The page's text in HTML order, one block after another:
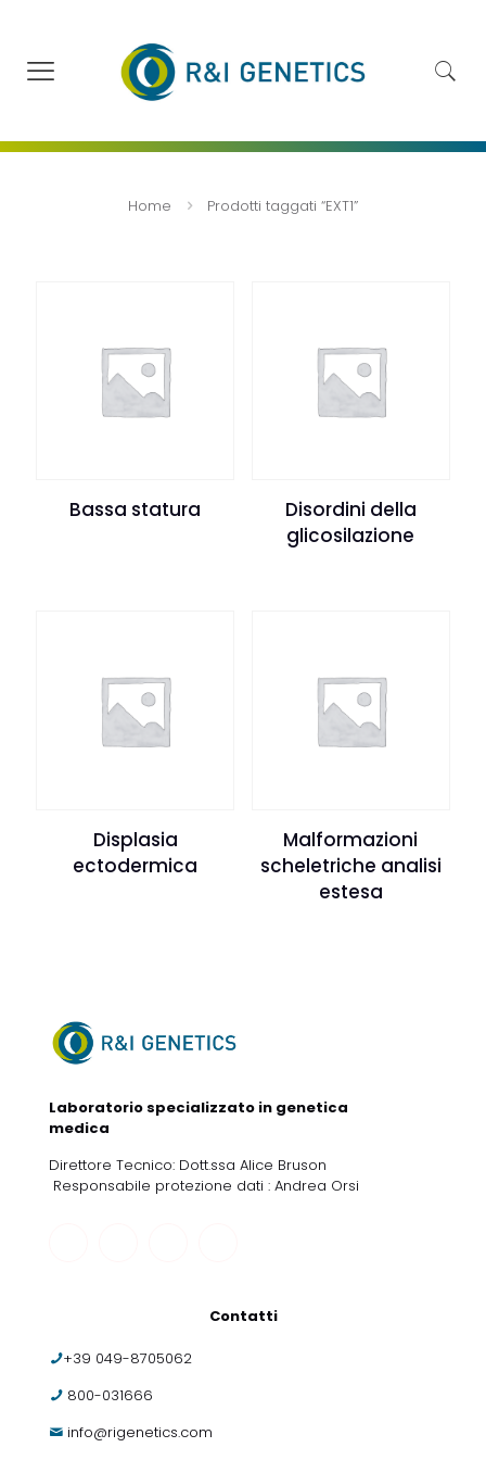
Home Prodotti taggati “EXT1”
Bassa statura
Disordini della
glicosilazione
Displasia
ectodermica
Malformazioni
scheletriche analisi
estesa
Laboratorio specializzato in genetica
medica
Direttore Tecnico: Dott.ssa Alice Bruson
Responsabile protezione dati : Andrea Orsi
Contatti
+39 049-8705062
800-031666
info@rigenetics.com